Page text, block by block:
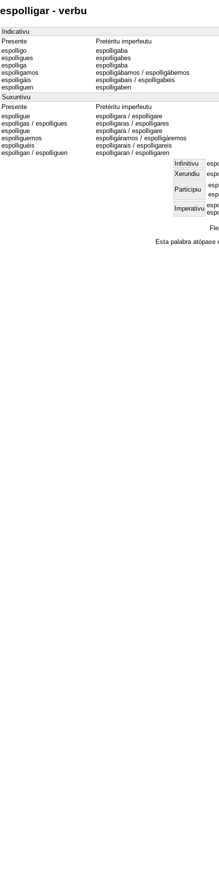
espolligar - verbu
Indicativu
Presente
Pretéritu imperfeutu
espolligo
espolligues
espolliga
espolligamos
espolligáis
espolliguen
espolligaba
espolligabes
espolligaba
espolligábamos / espolligábemos
espolligabais / espolligabeis
espolligaben
Suxuntivu
Presente
Pretéritu imperfeutu
espolligue
espolligas / espolligues
espolligue
espolliguemos
espolliguéis
espolligan / espolliguen
espolligara / espolligare
espolligaras / espolligares
espolligara / espolligare
espolligáramos / espolligáremos
espolligarais / espolligareis
espolligaran / espolligaren
Infinitivu
Xerundiu
Participiu
Imperativu
Esta palabra atópase